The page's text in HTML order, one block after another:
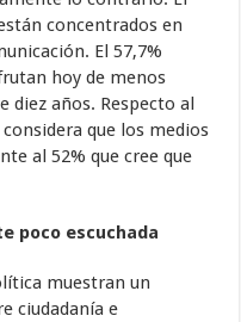
concentrados en
El 57,7%
hoy de menos
diez años. Respecto al
que los medios
al 52% que cree que
poco escuchada
muestran un
ciudadanía e